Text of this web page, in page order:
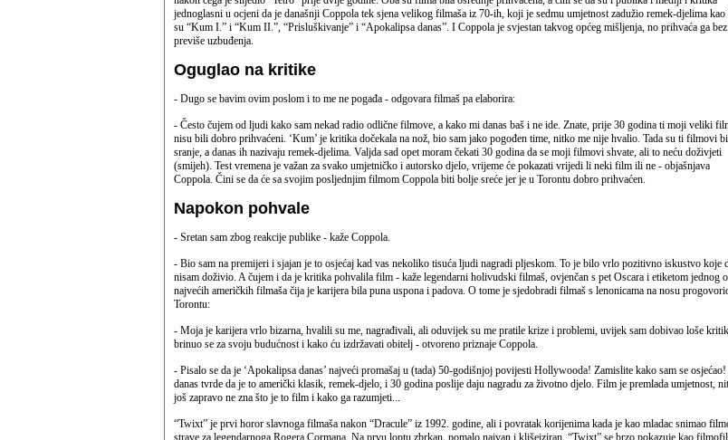
jednoglasni u ocjeni da je današnji Coppola tek sjena velikog filmaša iz 70-ih, koji je sedmu umjetnost zadužio remek-djelima kao
su “Kum I.” i “Kum II.”, “Prisluškivanje” i “Apokalipsa danas”. I Coppola je svjestan takvog općeg mišljenja, no prihvaća ga bez
previše uzbuđenja.
Oguglao na kritike
- Dugo se bavim ovim poslom i to me ne pogađa - odgovara filmaš pa elaborira:
- Često čujem od ljudi kako sam nekad radio odlične filmove, a kako mi danas baš i ne ide. Znate, prije 30 godina ti moji veliki
nisu bili dobro prihvaćeni. ‘Kum’ je kritika dočekala na nož, bio sam jako pogođen time, nitko me nije hvalio. Tada su ti filmovi
sranje, a danas ih nazivaju remek-djelima. Valjda sad opet moram čekati 30 godina da se moji filmovi shvate, ali to neću doživjeti
(smijeh). Test vremena je važan za svako umjetničko i autorsko djelo, vrijeme će pokazati vrijedi li neki film ili ne - objašnjava
Coppola. Čini se da će sa svojim posljednjim filmom Coppola biti bolje sreće jer je u Torontu dobro prihvaćen.
Napokon pohvale
- Sretan sam zbog reakcije publike - kaže Coppola.
- Bio sam na premijeri i sjajan je to osjećaj kad vas nekoliko tisuća ljudi nagradi pljeskom. To je bilo vrlo pozitivno iskustvo koje
nisam doživio. A čujem i da je kritika pohvalila film - kaže legendarni holivudski filmaš, ovjenčan s pet Oscara i etiketom jednog
najvećih američkih filmaša čija je karijera bila puna uspona i padova. O tome je sjedobradi filmaš s lenonicama na nosu
Torontu:
- Moja je karijera vrlo bizarna, hvalili su me, nagrađivali, ali oduvijek su me pratile krize i problemi, uvijek sam dobivao loše
brinuo se za svoju budućnost i kako ću izdržavati obitelj - otvoreno priznaje Coppola.
- Pisalo se da je ‘Apokalipsa danas’ najveći promašaj u (tada) 50-godišnjoj povijesti Hollywooda! Zamislite kako sam se
danas tvrde da je to američki klasik, remek-djelo, i 30 godina poslije daju nagradu za životno djelo. Film je premlada umjetnost,
još zapravo ne zna što je to film i kako ga razumjeti...
“Twixt” je prvi horor slavnoga filmaša nakon “Dracule” iz 1992. godine, ali i povratak korijenima kada je kao mladac snimao
strave za legendarnoga Rogera Cormana. Na prvu loptu zbrkan, pomalo naivan i klišeiziran, “Twixt” se brzo pokazuje kao